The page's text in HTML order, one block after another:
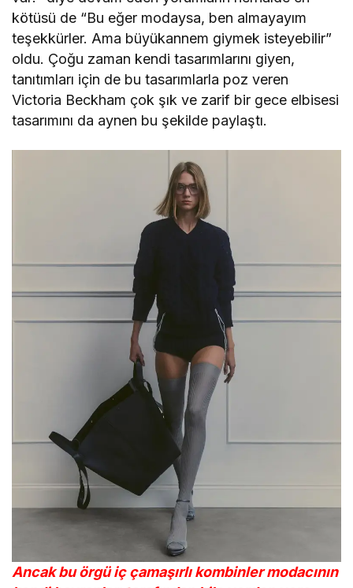
kötüsü de “Bu eğer modaysa, ben almayayım
teşekkürler. Ama büyükannem giymek isteyebilir”
oldu. Çoğu zaman kendi tasarımlarını giyen,
tanıtımları için de bu tasarımlarla poz veren
Victoria Beckham çok şık ve zarif bir gece elbisesi
tasarımını da aynen bu şekilde paylaştı.
Ancak bu örgü iç çamaşırlı kombinler modacının